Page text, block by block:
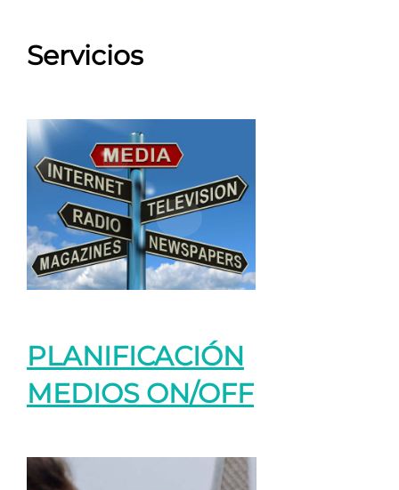
Servicios
PLANIFICACIÓN
MEDIOS ON/OFF